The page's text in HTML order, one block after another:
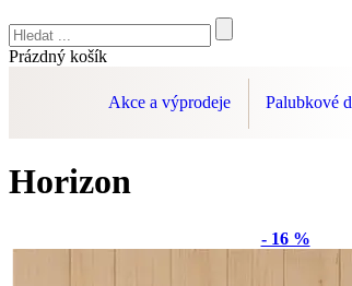
Prázdný košík
Akce a výprodeje Palubkové
Horizon
- 16 %